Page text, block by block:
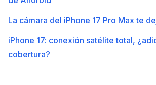
La cámara del iPhone 17 Pro Max te
iPhone 17: conexión satélite total,
cobertura?